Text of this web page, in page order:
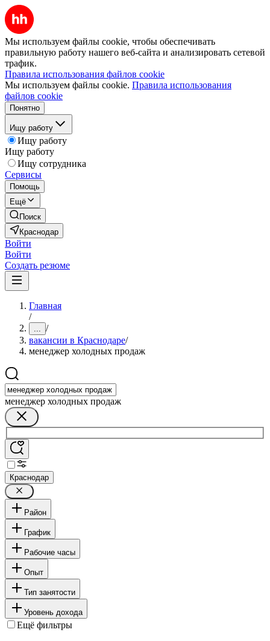
Мы используем файлы cookie, чтобы обеспечивать
правильную работу нашего веб-сайта и анализировать сетевой
трафик.
Правила использования файлов cookie
Мы используем файлы cookie. Правила использования
файлов cookie
Понятно
Ищу работу
Ищу работу
Ищу работу
Ищу сотрудника
Сервисы
Помощь
Ещё
Поиск
Краснодар
Войти
Войти
Создать резюме
Главная
/
... /
вакансии в Краснодаре/
менеджер холодных продаж
менеджер холодных продаж
Краснодар
Район
График
Рабочие часы
Опыт
Тип занятости
Уровень дохода
Ещё фильтры